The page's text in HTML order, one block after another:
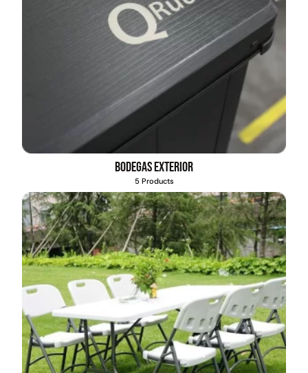
Bodegas exterior
5 Products